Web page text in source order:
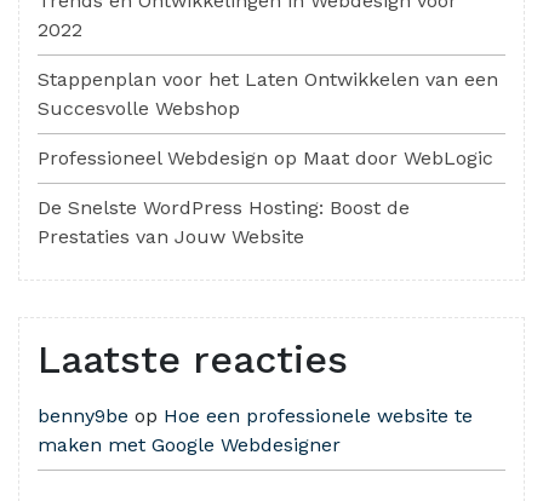
2022
Stappenplan voor het Laten Ontwikkelen van een
Succesvolle Webshop
Professioneel Webdesign op Maat door WebLogic
De Snelste WordPress Hosting: Boost de
Prestaties van Jouw Website
Laatste reacties
benny9be op Hoe een professionele website te
maken met Google Webdesigner